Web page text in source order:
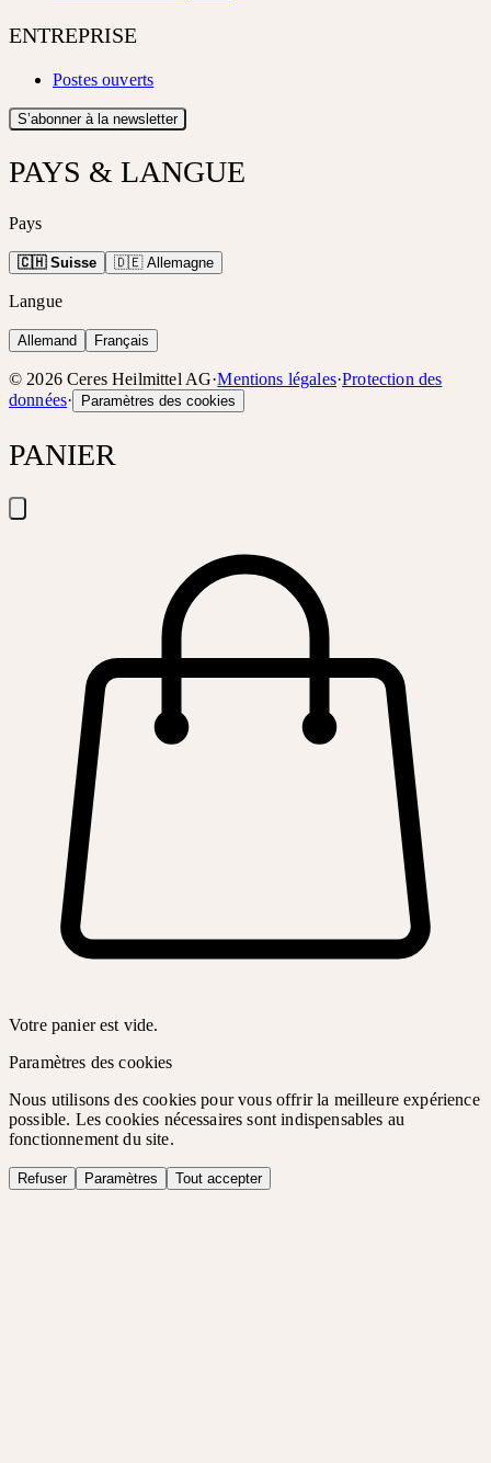
ENTREPRISE
Postes ouverts
S’abonner à la newsletter
PAYS & LANGUE
Pays
🇨🇭 Suisse 🇩🇪 Allemagne
Langue
Allemand Français
© 2026 Ceres Heilmittel AG·Mentions légales·Protection des
données· Paramètres des cookies
PANIER
Votre panier est vide.
Paramètres des cookies
Nous utilisons des cookies pour vous offrir la meilleure expérience
possible. Les cookies nécessaires sont indispensables au
fonctionnement du site.
Refuser Paramètres Tout accepter